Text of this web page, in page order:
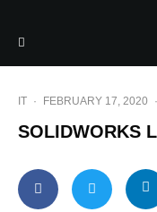
IT · FEBRUARY 17, 2020 ·
SOLIDWORKS